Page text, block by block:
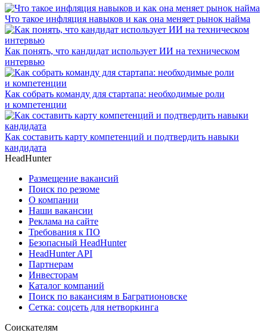
Что такое инфляция навыков и как она меняет рынок найма
Как понять, что кандидат использует ИИ на техническом
интервью
Как собрать команду для стартапа: необходимые роли
и компетенции
Как составить карту компетенций и подтвердить навыки
кандидата
HeadHunter
Размещение вакансий
Поиск по резюме
О компании
Наши вакансии
Реклама на сайте
Требования к ПО
Безопасный HeadHunter
HeadHunter API
Партнерам
Инвесторам
Каталог компаний
Поиск по вакансиям в Багратионовске
Сетка: соцсеть для нетворкинга
Соискателям